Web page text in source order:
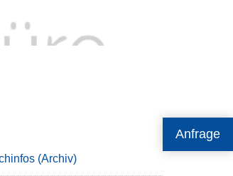
Anfrage
(Archiv)